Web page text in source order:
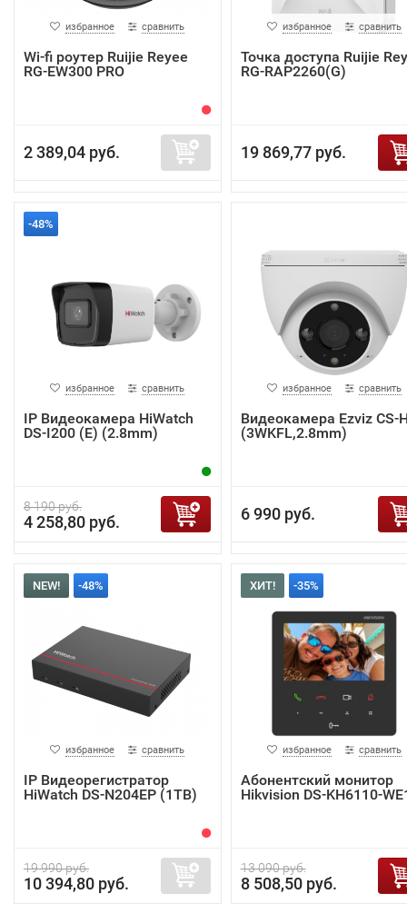
избранное сравнить
Wi-fi роутер Ruijie Reyee
RG-EW300 PRO
2 389,04 руб.
избранное сравнить
Точка доступа Ruijie
RG-RAP2260(G)
19 869,77 руб.
-48%
избранное сравнить
IP Видеокамера HiWatch
DS-I200 (E) (2.8mm)
8 190 руб.
4 258,80 руб.
избранное сравнить
Видеокамера Ezviz CS-
(3WKFL,2.8mm)
6 990 руб.
NEW! -48%
избранное сравнить
IP Видеорегистратор
HiWatch DS-N204EP (1TB)
19 990 руб.
10 394,80 руб.
ХИТ! -35%
избранное сравнить
Абонентский монитор
Hikvision DS-KH6110-
13 090 руб.
8 508,50 руб.